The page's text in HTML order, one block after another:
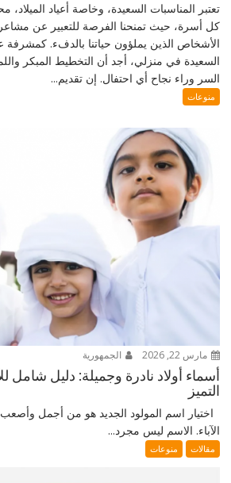
تعتبر المناسبات السعيدة، وخاصة أعياد
كل أسرة، حيث تمنحنا الفرصة للتعبير عن مشاعر
الأشخاص الذين يملؤون حياتنا بالدفء. كمشرفة
السعيدة في منزلي، أجد أن التخطيط المبكر
السر وراء نجاح أي احتفال. إن تقديم...
منوعات
مارس 22, 2026 الجمهورية
أسماء أولاد نادرة وجميلة: دليل شامل
التميز
اختيار اسم المولود الجديد هو من أجمل وأصعب
الآباء. الاسم ليس مجرد...
مقالات منوعات